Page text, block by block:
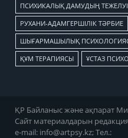
ПСИХИКАЛЫҚ ДАМУДЫҢ ТЕЖЕЛУІ
РУХАНИ-АДАМГЕРШІЛІК ТӘРБИЕ
ШЫҒАРМАШЫЛЫҚ
ҚҰМ ТЕРАПИЯСЫ ҰСТАЗ
ҚР Байланыс және ақпарат
Сайт материалдарын редакция
e-mail: info@artpsy.kz; Тел.: